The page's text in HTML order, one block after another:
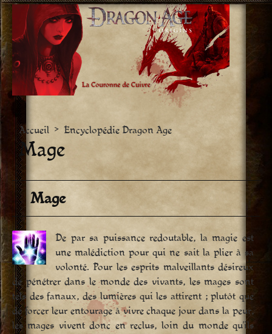
Aller
vers
le
contenu
Accueil > Encyclopédie Dragon Age
Mage
Mage
De par sa puissance redoutable, la magie est
une malédiction pour qui ne sait la plier à sa
volonté. Pour les esprits malveillants désireux
de pénétrer dans le monde des vivants, les mages sont
tels des fanaux, des lumières qui les attirent ; plutôt que
de forcer leur entourage à vivre chaque jour dans la peur,
les mages vivent donc en reclus, loin du monde qu’ils